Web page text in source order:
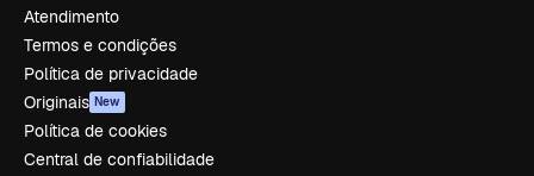
Atendimento
Termos e condições
Política de privacidade
Originais New
Política de cookies
Central de confiabilidade